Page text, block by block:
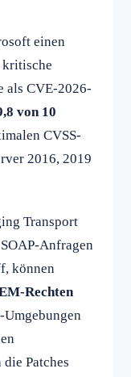
einen
als CVE-2026-
von 10
CVSS-
2016, 2019
Transport
Anfragen
können
Rechten
Patches